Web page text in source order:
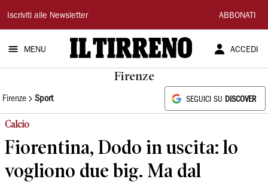
Il
Tirreno
Iscriviti alle Newsletter ABBONATI
MENU ACCEDI
Firenze
Firenze Sport SEGUICI SU DISCOVER
Calcio
Fiorentina, Dodo in uscita: lo
vogliono due big. Ma dal